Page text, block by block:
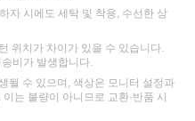
자 시에도 세탁 및 착용, 수선한 상
위치가 차이가 있을 수 있습니다.
비가 발생합니다.
될 수 있으며, 색상은 모니터 설정과
는 불량이 아니므로 교환·반품 시